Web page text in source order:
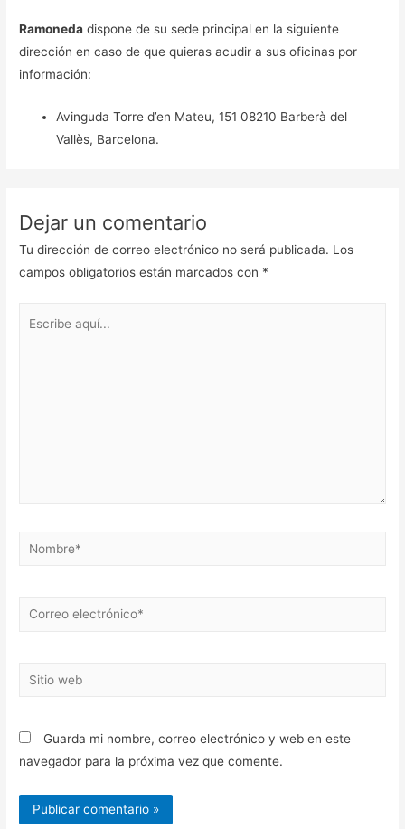
Ramoneda dispone de su sede principal en la siguiente
dirección en caso de que quieras acudir a sus oficinas por
información:
Avinguda Torre d’en Mateu, 151 08210 Barberà del
Vallès, Barcelona.
Dejar un comentario
Tu dirección de correo electrónico no será publicada. Los
campos obligatorios están marcados con *
Nombre*
Correo
Sitio
Guarda mi nombre, correo electrónico y web en este
navegador para la próxima vez que comente.